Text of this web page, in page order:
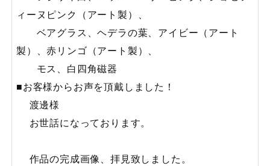
ィーヌピンク（アート製）、
ベアグラス、ヘデラの葉、アイビー（アート
製）、赤リンゴ（アート製）、
モス、白四角磁器
■お客様からお声を頂戴しました！
渡邊様
お世話になっております。
作品の完成画像、拝見致しました。